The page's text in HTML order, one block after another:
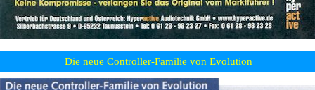
Die neue Controller-Familie von Evolution